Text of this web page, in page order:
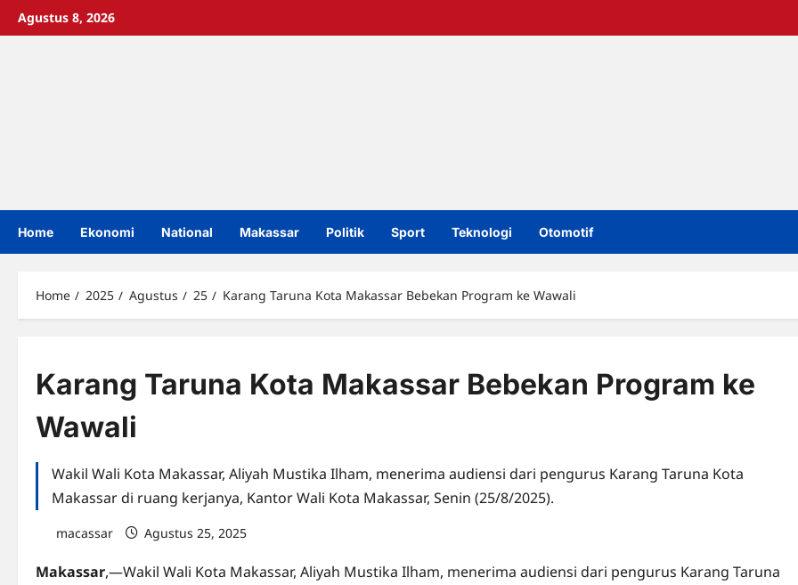
SkipAgustus 8, 2026
Home Ekonomi National Makassar Politik Sport Teknologi Otomotif
Home 2025 Agustus 25 Karang Taruna Kota Makassar Bebekan Program ke Wawali
Karang Taruna Kota Makassar Bebekan Program ke
Wawali
Wakil Wali Kota Makassar, Aliyah Mustika Ilham, menerima audiensi dari pengurus Karang Taruna Kota
Makassar di ruang kerjanya, Kantor Wali Kota Makassar, Senin (25/8/2025).
macassar Agustus 25, 2025
Makassar,—Wakil Wali Kota Makassar, Aliyah Mustika Ilham, menerima audiensi dari pengurus Karang Taruna